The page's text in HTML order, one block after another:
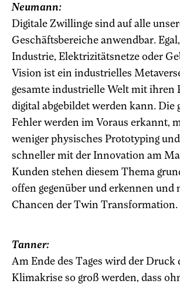
Neumann:
Digitale Zwillinge sind auf alle
Geschäftsbereiche anwendbar.
Industrie, Elektrizitätsnetze oder
Vision ist ein industrielles
gesamte industrielle Welt mit ihren
digital abgebildet werden kann. Die
Fehler werden im Voraus erkannt,
weniger physisches Prototyping
schneller mit der Innovation am
Kunden stehen diesem Thema
offen gegenüber und erkennen und
Chancen der Twin Transformation.
Tanner:
Am Ende des Tages wird der Druck
Klimakrise so groß werden, dass